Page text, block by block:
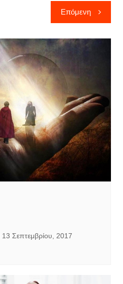
Επόμενη
13 Σεπτεμβρίου, 2017